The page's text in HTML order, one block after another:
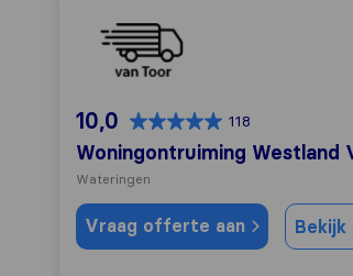
10,0 118
Woningontruiming Westland
Wateringen
Vraag offerte aan Bekijk